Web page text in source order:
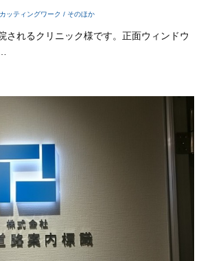
ッティングワーク / そのほか
されるクリニック様です。正面ウィンドウ